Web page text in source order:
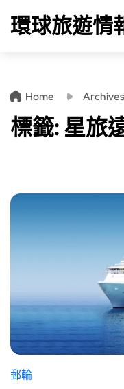
環球旅遊情
Home Archives
標籤:星旅
郵輪